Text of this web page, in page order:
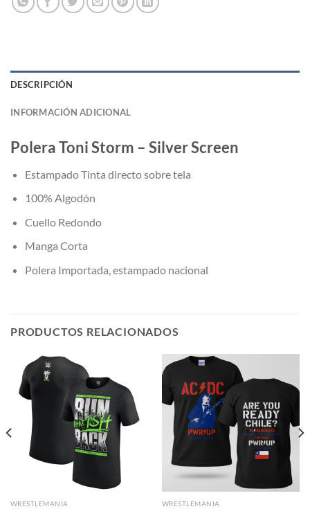
DESCRIPCIÓN
INFORMACIÓN ADICIONAL
PoleraToni Storm – Silver Screen
Estampado Tinta directo sobre tela
100% Algodón
Cuello Redondo
Manga Corta
Polera Importada, estampado nacional
PRODUCTOS RELACIONADOS
WRESTLEMANIA WRESTLEMANIA